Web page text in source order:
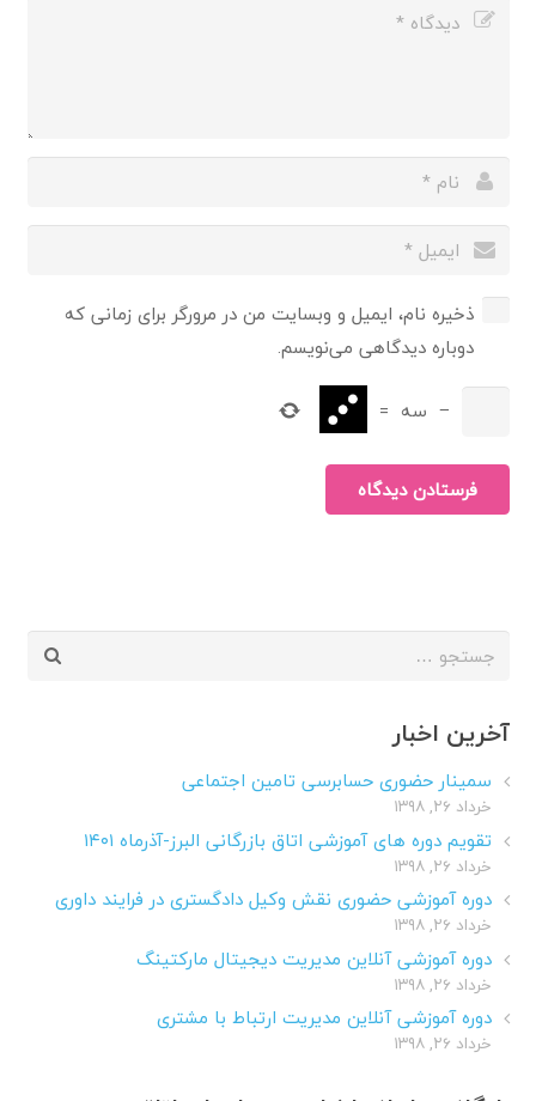
ذخیره نام، ایمیل و وبسایت من در مرورگر برای زمانی که
دوباره دیدگاهی می‌نویسم.
− سه =
فرستادن دیدگاه
جستجو
آخرین اخبار
سمینار حضوری حسابرسی تامین اجتماعی
خرداد ۲۶, ۱۳۹۸
تقویم دوره های آموزشی اتاق بازرگانی البرز-آذرماه ۱۴۰۱
خرداد ۲۶, ۱۳۹۸
دوره آموزشی حضوری نقش وکیل دادگستری در فرایند داوری
خرداد ۲۶, ۱۳۹۸
دوره آموزشی آنلاین مدیریت دیجیتال مارکتینگ
خرداد ۲۶, ۱۳۹۸
دوره آموزشی آنلاین مدیریت ارتباط با مشتری
خرداد ۲۶, ۱۳۹۸